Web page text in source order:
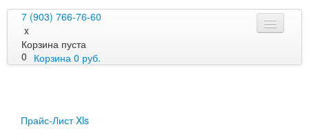
7 (903) 766-76-60
x
Корзина пуста
0 Корзина 0 руб.
Перезарядка ОП
Прайс-Лист Xls